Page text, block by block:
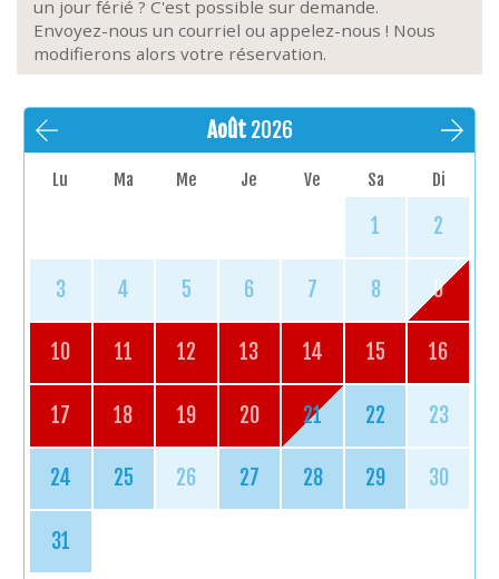
un jour férié ? C'est possible sur demande.
Envoyez-nous un courriel ou appelez-nous ! Nous
modifierons alors votre réservation.
Août 2026
Lu Ma Me Je Ve Sa Di
1 2
3 4 5 6 7 8 9
10 11 12 13 14 15 16
17 18 19 20 21 22 23
24 25 26 27 28 29 30
31